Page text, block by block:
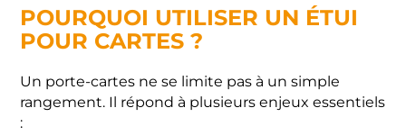
POURQUOI UTILISER UN ÉTUI
POUR CARTES ?
Un porte-cartes ne se limite pas à un simple
rangement. Il répond à plusieurs enjeux essentiels
: